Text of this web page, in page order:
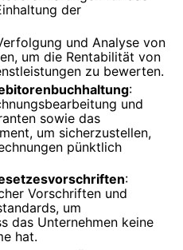
der
und Analyse von
um die Rentabilität von
zu bewerten.
:
und
sowie das
um sicherzustellen,
pünktlich
:
Vorschriften und
um
das Unternehmen keine
hat.